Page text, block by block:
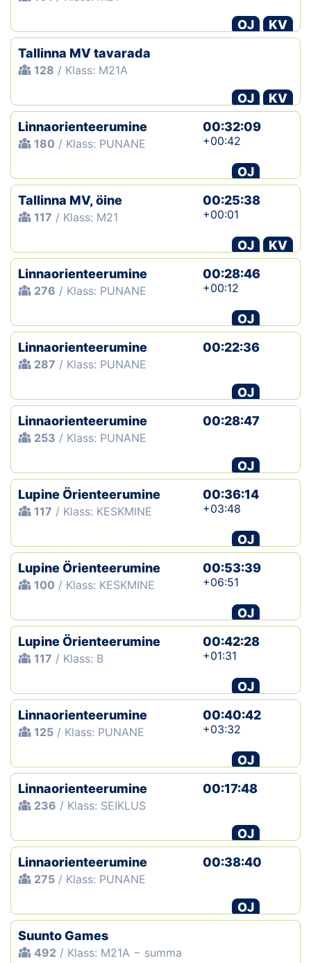
OJ
KV
Tallinna MV tavarada
128 / Klass: M21A
OJ
KV
Linnaorienteerumine
180 / Klass: PUNANE
00:32:09
+00:42
OJ
Tallinna MV, öine
117 / Klass: M21
00:25:38
+00:01
OJ
KV
Linnaorienteerumine
276 / Klass: PUNANE
00:28:46
+00:12
OJ
Linnaorienteerumine
287 / Klass: PUNANE
00:22:36
OJ
Linnaorienteerumine
253 / Klass: PUNANE
00:28:47
OJ
Lupine Örienteerumine
117 / Klass: KESKMINE
00:36:14
+03:48
OJ
Lupine Örienteerumine
100 / Klass: KESKMINE
00:53:39
+06:51
OJ
Lupine Örienteerumine
117 / Klass: B
00:42:28
+01:31
OJ
Linnaorienteerumine
125 / Klass: PUNANE
00:40:42
+03:32
OJ
Linnaorienteerumine
236 / Klass: SEIKLUS
00:17:48
OJ
Linnaorienteerumine
275 / Klass: PUNANE
00:38:40
OJ
Suunto Games
492 / Klass: M21A − summa